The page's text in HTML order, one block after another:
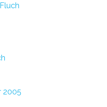
2005